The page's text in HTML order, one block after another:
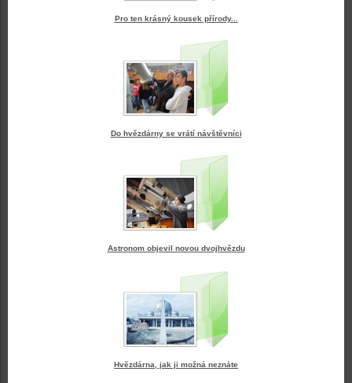
Pro ten krásný kousek přírody...
Do hvězdárny se vrátí návštěvníci
Astronom objevil novou dvojhvězdu
Hvězdárna, jak ji možná neznáte